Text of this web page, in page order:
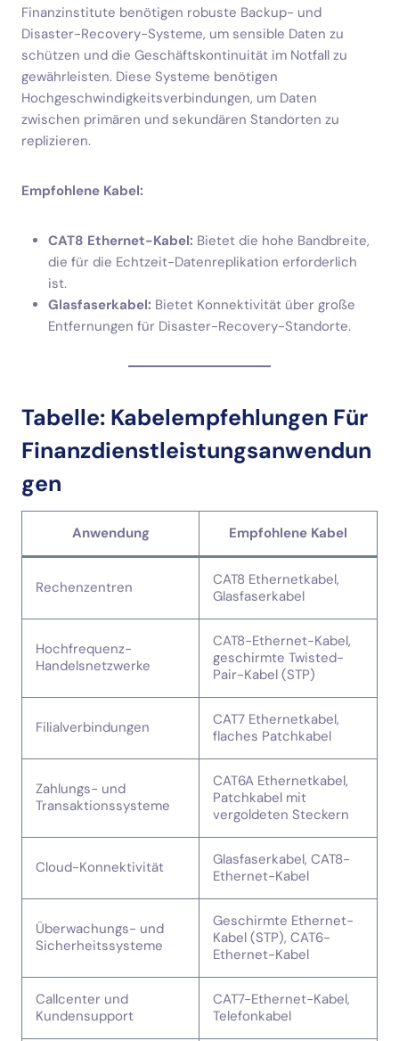
Finanzinstitute benötigen robuste Backup- und
Disaster-Recovery-Systeme, um sensible Daten zu
schützen und die Geschäftskontinuität im Notfall zu
gewährleisten. Diese Systeme benötigen
Hochgeschwindigkeitsverbindungen, um Daten
zwischen primären und sekundären Standorten zu
replizieren.
Empfohlene Kabel:
CAT8 Ethernet-Kabel: Bietet die hohe Bandbreite,
die für die Echtzeit-Datenreplikation erforderlich
ist.
Glasfaserkabel: Bietet Konnektivität über große
Entfernungen für Disaster-Recovery-Standorte.
Tabelle: Kabelempfehlungen Für
Finanzdienstleistungsanwendun
Gen
Anwendung Empfohlene Kabel
Rechenzentren
CAT8 Ethernetkabel,
Glasfaserkabel
Hochfrequenz-
Handelsnetzwerke
CAT8-Ethernet-Kabel,
geschirmte Twisted-
Pair-Kabel (STP)
Filialverbindungen
CAT7 Ethernetkabel,
flaches Patchkabel
Zahlungs- und
Transaktionssysteme
CAT6A Ethernetkabel,
Patchkabel mit
vergoldeten Steckern
Cloud-Konnektivität
Glasfaserkabel, CAT8-
Ethernet-Kabel
Überwachungs- und
Sicherheitssysteme
Geschirmte Ethernet-
Kabel (STP), CAT6-
Ethernet-Kabel
Callcenter und
Kundensupport
CAT7-Ethernet-Kabel,
Telefonkabel